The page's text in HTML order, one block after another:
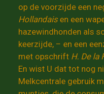
op de voorzijde een
Hollandaisen een
hazewindhonden als
keerzijde, – en een
met opschrift H. De la
En wist U dat tot nog
Melkcentrale gebruik